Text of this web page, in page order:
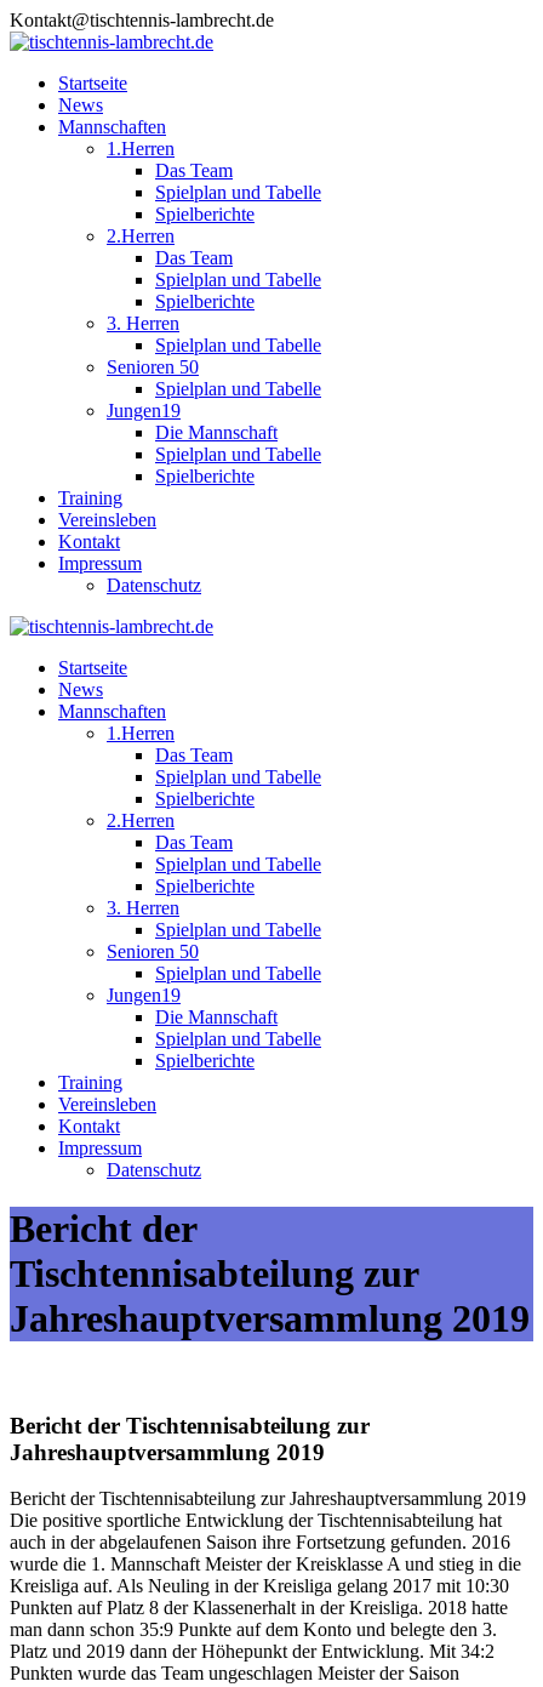
Skip
to
Kontakt@tischtennis-lambrecht.de
Startseite
News
Mannschaften
1.Herren
Das Team
Spielplan und Tabelle
Spielberichte
2.Herren
Das Team
Spielplan und Tabelle
Spielberichte
3. Herren
Spielplan und Tabelle
Senioren 50
Spielplan und Tabelle
Jungen19
Die Mannschaft
Spielplan und Tabelle
Spielberichte
Training
Vereinsleben
Kontakt
Impressum
Datenschutz
Startseite
News
Mannschaften
1.Herren
Das Team
Spielplan und Tabelle
Spielberichte
2.Herren
Das Team
Spielplan und Tabelle
Spielberichte
3. Herren
Spielplan und Tabelle
Senioren 50
Spielplan und Tabelle
Jungen19
Die Mannschaft
Spielplan und Tabelle
Spielberichte
Training
Vereinsleben
Kontakt
Impressum
Datenschutz
Bericht der
Tischtennisabteilung zur
Jahreshauptversammlung 2019
Bericht der Tischtennisabteilung zur
Jahreshauptversammlung 2019
Bericht der Tischtennisabteilung zur Jahreshauptversammlung 2019
Die positive sportliche Entwicklung der Tischtennisabteilung hat
auch in der abgelaufenen Saison ihre Fortsetzung gefunden. 2016
wurde die 1. Mannschaft Meister der Kreisklasse A und stieg in die
Kreisliga auf. Als Neuling in der Kreisliga gelang 2017 mit 10:30
Punkten auf Platz 8 der Klassenerhalt in der Kreisliga. 2018 hatte
man dann schon 35:9 Punkte auf dem Konto und belegte den 3.
Platz und 2019 dann der Höhepunkt der Entwicklung. Mit 34:2
Punkten wurde das Team ungeschlagen Meister der Saison